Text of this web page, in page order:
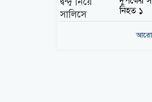
নিহত ১
আরো